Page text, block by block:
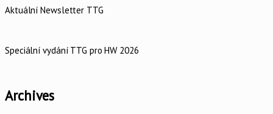
Aktuální Newsletter TTG
Speciální vydání TTG pro HW 2026
Archives